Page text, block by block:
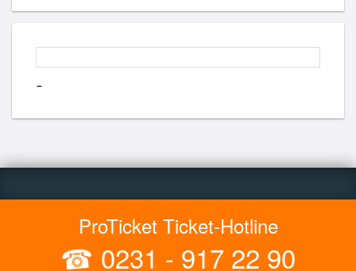
-
ProTicket Ticket-Hotline
☎ 0231 - 917 22 90